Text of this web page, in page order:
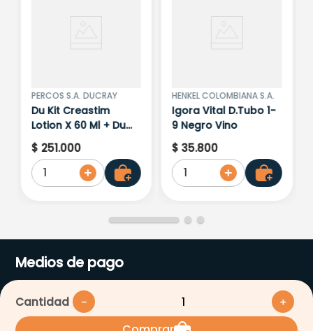
Cantidad ＋
－
PERCOS S.A. DUCRAY
Du Kit Creastim
Lotion X 60 Ml + Du
Anaphase Shampoo
X 200 ML
$ 251.000
1
HENKEL COLOMBIANA S.A.
Igora Vital D.Tubo 1-
9 Negro Vino
$ 35.800
1
Medios de pago